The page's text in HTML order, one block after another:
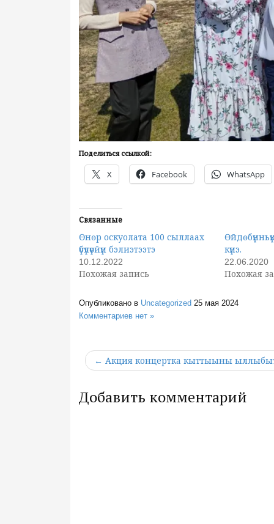
Поделиться ссылкой:
X Facebook WhatsApp
Связанные
Өнөр оскуолата 100 сыллаах
үбүлүөйүн бэлиэтээтэ
10.12.2022
Похожая запись
күнэ.
22.06.2020
Похожая
Опубликовано в Uncategorized 25 мая 2024
Комментариев нет »
← Акция концертка кыттыыны
Добавить комментарий